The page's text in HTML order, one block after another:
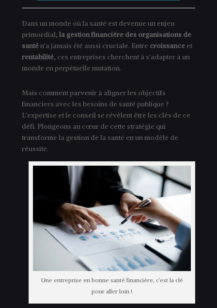
Dans un monde où la santé est devenue un enjeu
primordial,la gestion financière des organisations de
santén’a jamais été aussi cruciale. Entre croissanceet
rentabilité, ces entreprises cherchent à s’adapter à un
monde en perpétuelle mutation.
Mais comment parvenir à aligner les objectifs
financiers avec les besoins de santé publique ?
L’expertise et le conseil se révèlent être les clés de ce
défi. Plongeons au cœur de cette stratégie qui
transforme la gestion de la santé en un modèle de
réussite.
Une entreprise en bonne santé financière, c’est la clé
pour aller loin !